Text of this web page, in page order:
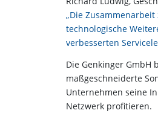
„Die
technologische
verbesserten
Die Genkinger
maßgeschneiderte
Unternehmen seine
Netzwerk profitieren.